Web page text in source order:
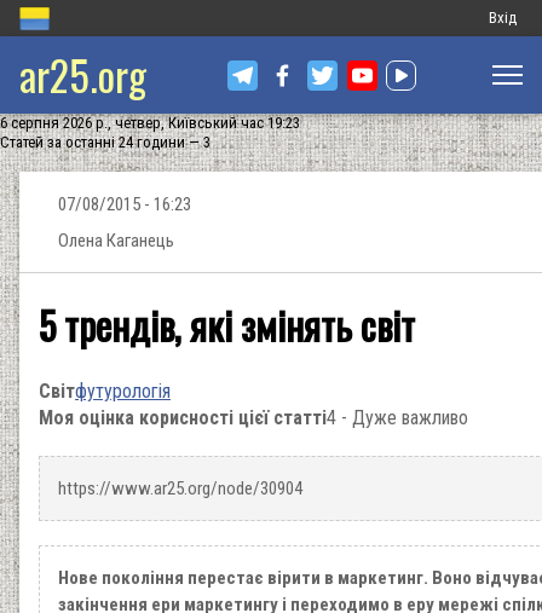
Меню
запису
Вхід
ar25.org
6 серпня 2026 р., четвер, Київський час 19:23
Статей за останні 24 години — 3
07/08/2015 - 16:23
Олена Каганець
5 трендів, які змінять світ
Світфутурологія
Моя оцінка корисності цієї статті4 - Дуже важливо
https://www.ar25.org/node/30904
Нове покоління перестає вірити в маркетинг. Воно
закінчення ери маркетингу і переходимо в еру мережі